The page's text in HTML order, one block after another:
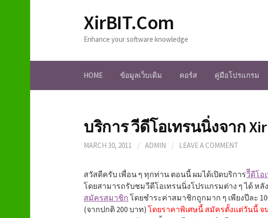
o
XirBIT.Com
Enhance your software knowledge
HOME ข้อมูลเว็บเดิม คอร์ส คู่มือโปรแกรม
บริการ วีดีโอเทรนนิ่งจาก
MARCH 30, 2011 / ADMIN / LEAVE A COMMENT
สวัสดีครับ เพื่อน ๆ ทุกท่าน ตอนนี้ ผมได้เปิดบริการวีีดีโอ
โดยสามารถรับชมวีดีโอเทรนนิ่งโปรแกรมต่าง ๆ ได้ หลั
สมัครสมาชิก โดยชำระค่าสมาชิกถูกมาก ๆ เพียงปีละ
(จากปกติ 200 บาท) โดยราคาพิเศษนี้ สมัครตั้งแต่วันนี้ จ